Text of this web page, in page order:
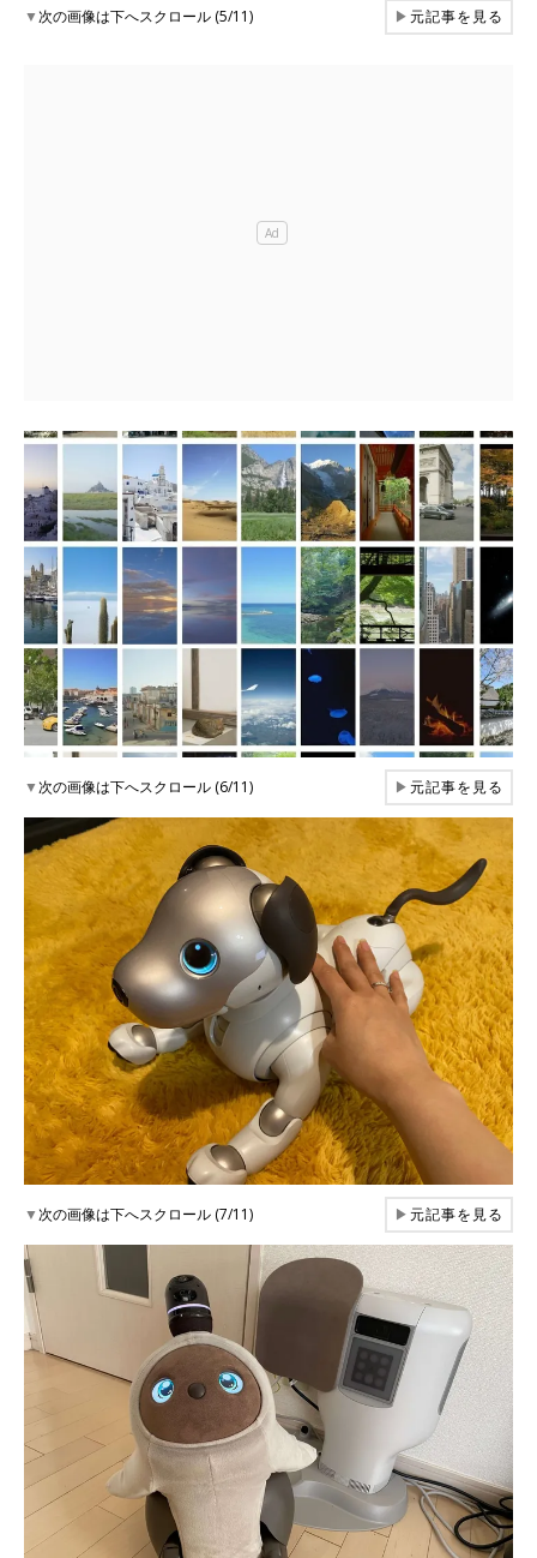
▼次の画像は下へスクロール (5/11) ▶元記事を見る
▼次の画像は下へスクロール (6/11) ▶元記事を見る
▼次の画像は下へスクロール (7/11) ▶元記事を見る